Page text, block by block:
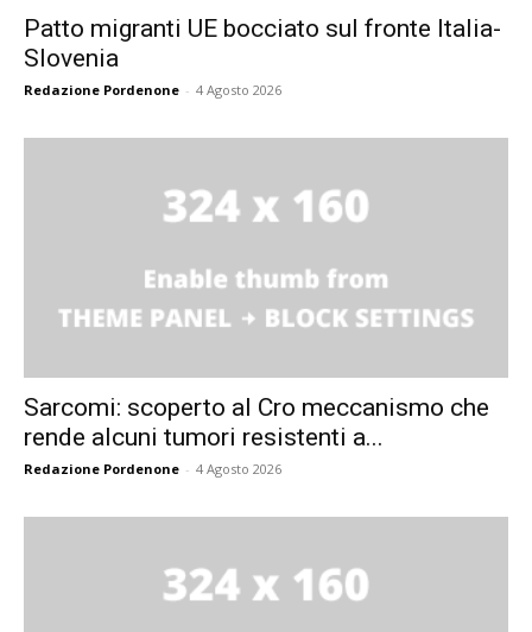
Patto migranti UE bocciato sul fronte Italia-
Slovenia
Redazione Pordenone - 4 Agosto 2026
Sarcomi: scoperto al Cro meccanismo che
rende alcuni tumori resistenti a...
Redazione Pordenone - 4 Agosto 2026